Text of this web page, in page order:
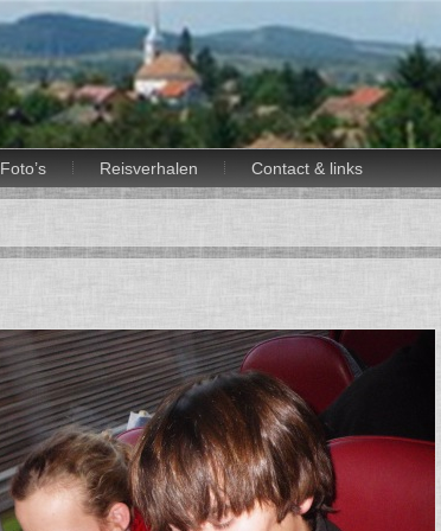
Foto’s Reisverhalen Contact & links